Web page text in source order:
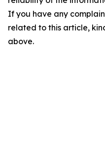
If you have any
related to this article,
above.